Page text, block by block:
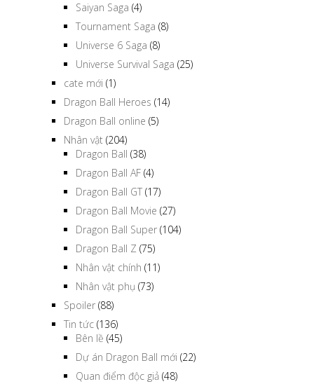
Saiyan Saga (4)
Tournament Saga (8)
Universe 6 Saga (8)
Universe Survival Saga (25)
cate mới (1)
Dragon Ball Heroes (14)
Dragon Ball online (5)
Nhân vật (204)
Dragon Ball (38)
Dragon Ball AF (4)
Dragon Ball GT (17)
Dragon Ball Movie (27)
Dragon Ball Super (104)
Dragon Ball Z (75)
Nhân vật chính (11)
Nhân vật phụ (73)
Spoiler (88)
Tin tức (136)
Bên lề (45)
Dự án Dragon Ball mới (22)
Quan điểm độc giả (48)